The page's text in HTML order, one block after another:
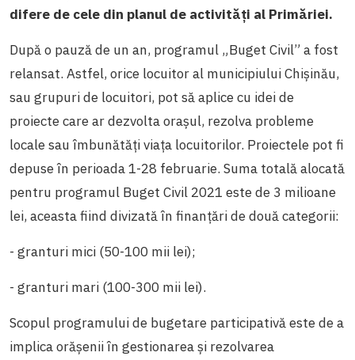
difere de cele din planul de activități al Primăriei.
După o pauză de un an, programul „Buget Civil” a fost
relansat. Astfel, orice locuitor al municipiului Chișinău,
sau grupuri de locuitori, pot să aplice cu idei de
proiecte care ar dezvolta orașul, rezolva probleme
locale sau îmbunătăți viața locuitorilor. Proiectele pot fi
depuse în perioada 1-28 februarie. Suma totală alocată
pentru programul Buget Civil 2021 este de 3 milioane
lei, aceasta fiind divizată în finanțări de două categorii:
- granturi mici (50-100 mii lei);
- granturi mari (100-300 mii lei).
Scopul programului de bugetare participativă este de a
implica orășenii în gestionarea și rezolvarea